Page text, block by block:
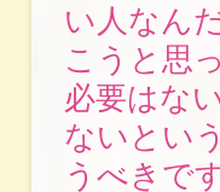
い人なん
こうと思
必要はな
ないとい
うべきで